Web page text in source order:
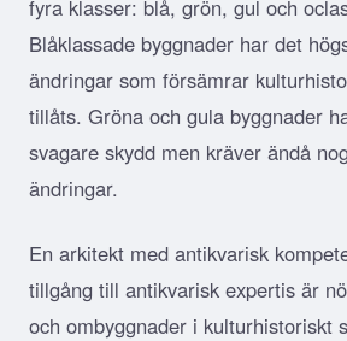
fyra klasser: blå, grön, gul och
Blåklassade byggnader har det
ändringar som försämrar
tillåts. Gröna och gula byggnader
svagare skydd men kräver ändå
ändringar.
En arkitekt med antikvarisk
tillgång till antikvarisk expertis är
och ombyggnader i kulturhistoriskt